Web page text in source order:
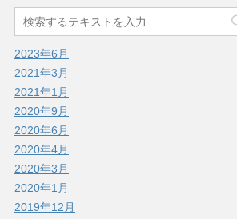
2023年6月
2021年3月
2021年1月
2020年9月
2020年6月
2020年4月
2020年3月
2020年1月
2019年12月